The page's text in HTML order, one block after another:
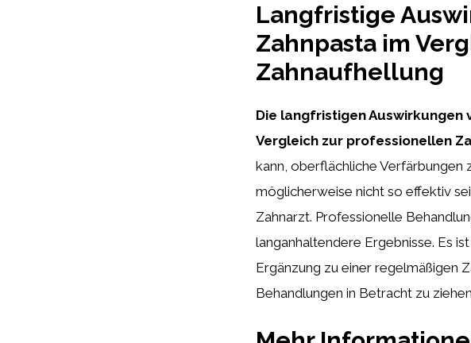
Langfristige
Zahnpasta im
Zahnaufhellung
Die langfristigen Auswirkungen
Vergleich zur professionellen
kann, oberflächliche Verfärbungen
möglicherweise nicht so effektiv
Zahnarzt. Professionelle
langanhaltendere Ergebnisse. Es
Ergänzung zu einer regelmäßigen
Behandlungen in Betracht zu